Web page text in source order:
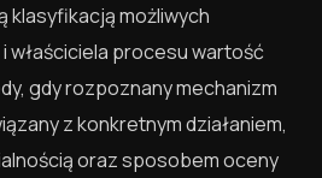
klasyfikacją możliwych
właściciela procesu wartość
gdy rozpoznany mechanizm
z konkretnym działaniem,
oraz sposobem oceny